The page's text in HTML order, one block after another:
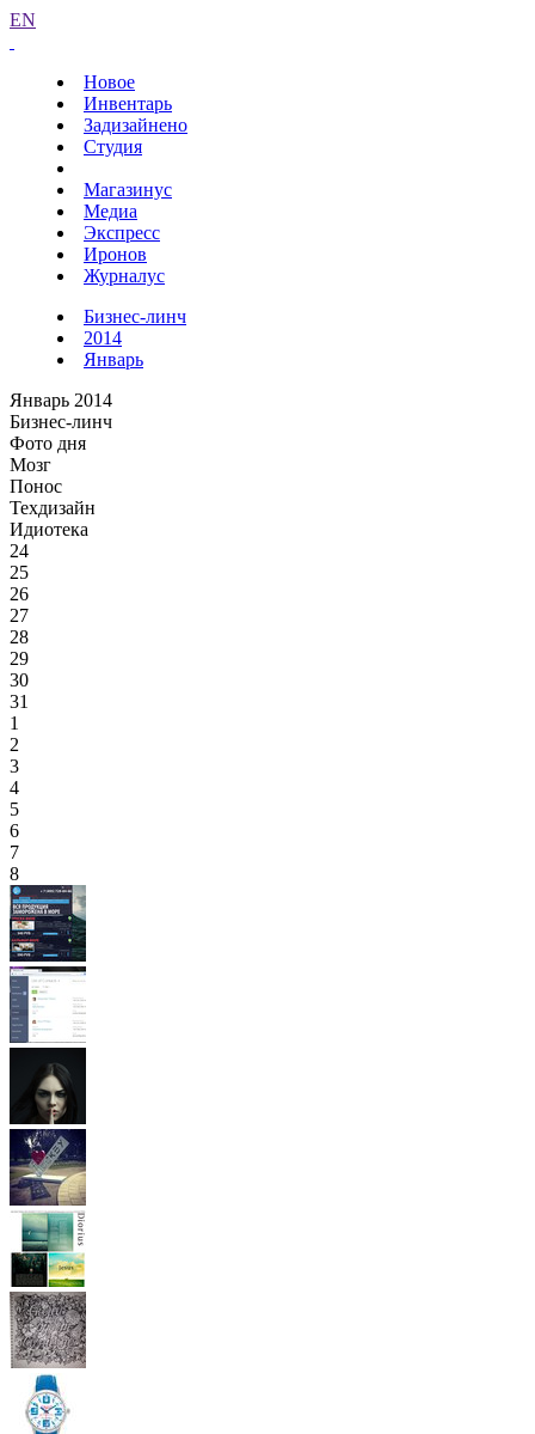
EN
Новое
Инвентарь
Задизайнено
Студия
Магазинус
Медиа
Экспресс
Иронов
Журналус
Бизнес-линч
2014
Январь
Январь 2014
Бизнес-линч
Фото дня
Мозг
Понос
Техдизайн
Идиотека
24
25
26
27
28
29
30
31
1
2
3
4
5
6
7
8